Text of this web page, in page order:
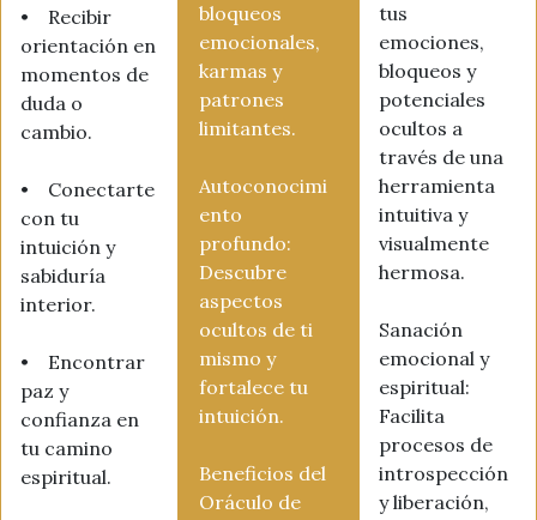
• Recibir
orientación en
momentos de
duda o
cambio.
• Conectarte
con tu
intuición y
sabiduría
interior.
• Encontrar
paz y
confianza en
tu camino
espiritual.
bloqueos
emocionales,
karmas y
patrones
limitantes.
Autoconocimi
ento
profundo:
Descubre
aspectos
ocultos de ti
mismo y
fortalece tu
intuición.
Beneficios del
Oráculo de
tus
emociones,
bloqueos y
potenciales
ocultos a
través de una
herramienta
intuitiva y
visualmente
hermosa.
Sanación
emocional y
espiritual:
Facilita
procesos de
introspección
y liberación,